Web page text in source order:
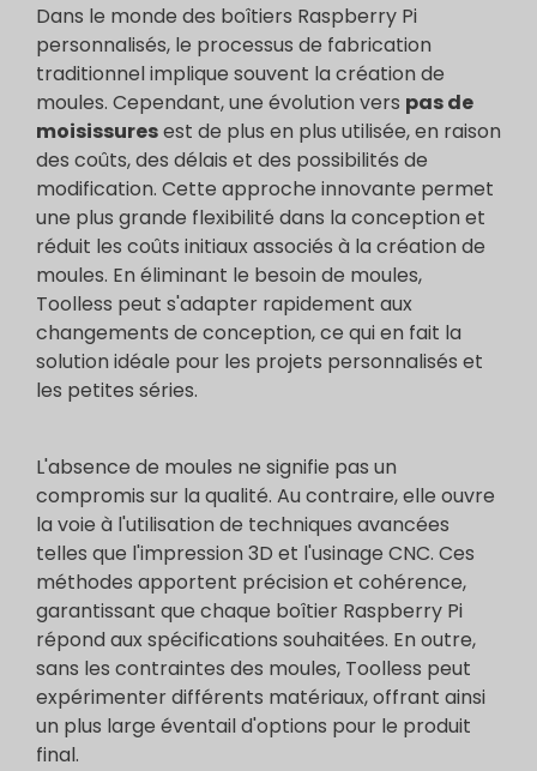
Dans le monde des boîtiers Raspberry Pi
personnalisés, le processus de fabrication
traditionnel implique souvent la création de
moules. Cependant, une évolution vers pas de
moisissuresest de plus en plus utilisée, en raison
des coûts, des délais et des possibilités de
modification. Cette approche innovante permet
une plus grande flexibilité dans la conception et
réduit les coûts initiaux associés à la création de
moules. En éliminant le besoin de moules,
Toolless peut s'adapter rapidement aux
changements de conception, ce qui en fait la
solution idéale pour les projets personnalisés et
les petites séries.
L'absence de moules ne signifie pas un
compromis sur la qualité. Au contraire, elle ouvre
la voie à l'utilisation de techniques avancées
telles que l'impression 3D et l'usinage CNC. Ces
méthodes apportent précision et cohérence,
garantissant que chaque boîtier Raspberry Pi
répond aux spécifications souhaitées. En outre,
sans les contraintes des moules, Toolless peut
expérimenter différents matériaux, offrant ainsi
un plus large éventail d'options pour le produit
final.